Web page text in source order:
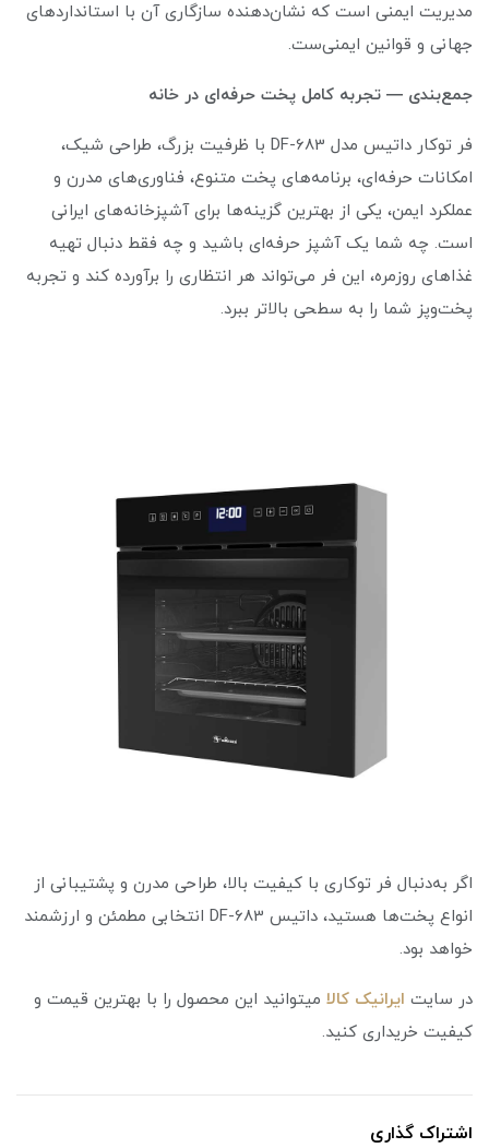
مدیریت ایمنی است که نشان‌دهنده سازگاری آن با استانداردهای
جهانی و قوانین ایمنی‌ست.
جمع‌بندی — تجربه کامل پخت حرفه‌ای در خانه
فر توکار داتیس مدل DF-683 با ظرفیت بزرگ، طراحی شیک،
امکانات حرفه‌ای، برنامه‌های پخت متنوع، فناوری‌های مدرن و
عملکرد ایمن، یکی از بهترین گزینه‌ها برای آشپزخانه‌های ایرانی
است. چه شما یک آشپز حرفه‌ای باشید و چه فقط دنبال تهیه
غذاهای روزمره، این فر می‌تواند هر انتظاری را برآورده کند و تجربه
پخت‌وپز شما را به سطحی بالاتر ببرد.
اگر به‌دنبال فر توکاری با کیفیت بالا، طراحی مدرن و پشتیبانی از
انواع پخت‌ها هستید، داتیس DF-683 انتخابی مطمئن و ارزشمند
خواهد بود.
در سایت ایرانیک کالا میتوانید این محصول را با بهترین قیمت و
کیفیت خریداری کنید.
اشتراک گذاری